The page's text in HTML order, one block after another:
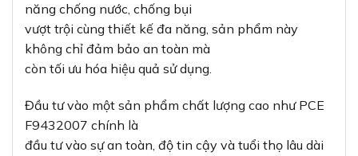
năng chống nước, chống bụi
vượt trội cùng thiết kế đa năng, sản phẩm này
không chỉ đảm bảo an toàn mà
còn tối ưu hóa hiệu quả sử dụng.
Đầu tư vào một sản phẩm chất lượng cao như PCE
F9432007 chính là
đầu tư vào sự an toàn, độ tin cậy và tuổi thọ lâu dài